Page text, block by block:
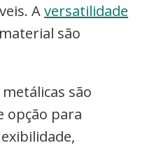
Aversatilidade
são
são
opção para